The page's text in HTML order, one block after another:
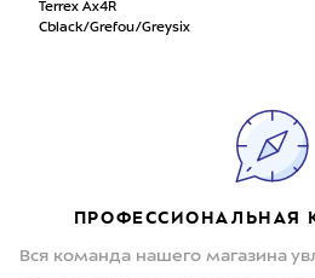
Terrex Ax4R
Cblack/Grefou/Greysix
ПРОФЕССИОНАЛЬНАЯ
Вся команда нашего магазина